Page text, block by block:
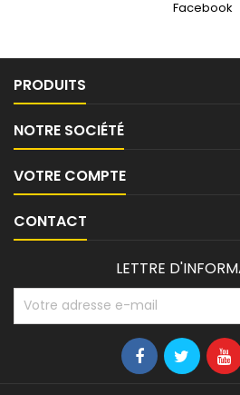
Facebook
PRODUITS
NOTRE SOCIÉTÉ
VOTRE COMPTE
CONTACT
LETTRE